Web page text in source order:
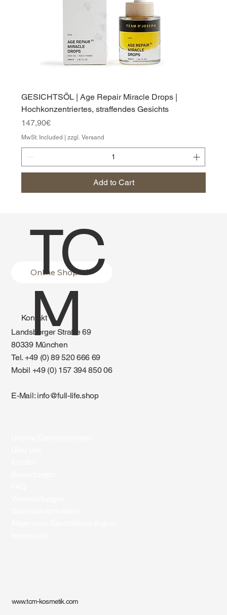
GESICHTSÖL | Age Repair Miracle Drops |
Hochkonzentriertes, straffendes Gesichts
Price
147,90€
MwSt. Included |zzgl. Versand
Add to Cart
www.tcm-kosmetik.com
Online Shop
Kontakt
Landsberger Straße 69
80339 München
Tel. +49 (0) 89 520 666 69
Mobil +49 (0) 157 394 850 06
E-Mail: info@full-life.shop
TC
M